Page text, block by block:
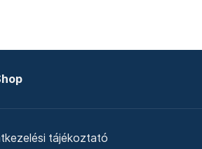
tájékoztató